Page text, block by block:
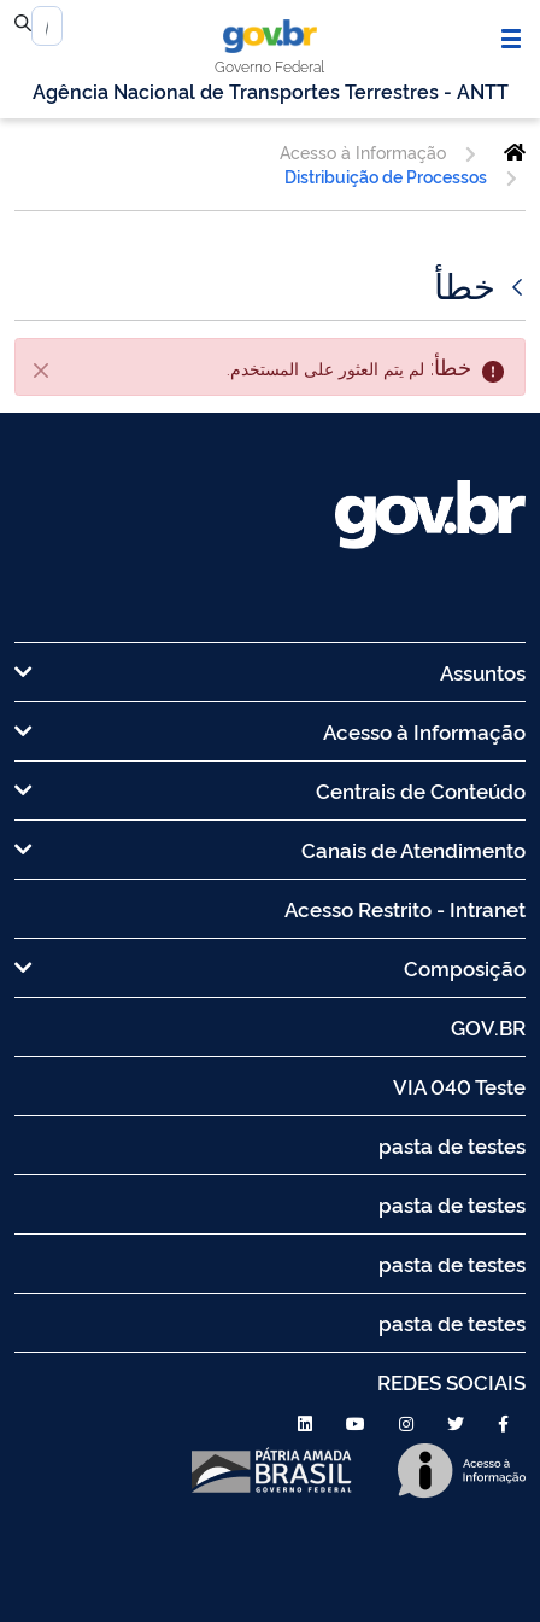
Governo Federal
Agência Nacional de Transportes Terrestres - ANTT
Acesso à Informação
Distribuição de Processos
خطأ
أقفل خطأ: لم يتم العثور على المستخدم.
Assuntos
Acesso à Informação
Centrais de Conteúdo
Canais de Atendimento
Acesso Restrito - Intranet
Composição
GOV.BR
VIA 040 Teste
pasta de testes
pasta de testes
pasta de testes
pasta de testes
REDES SOCIAIS